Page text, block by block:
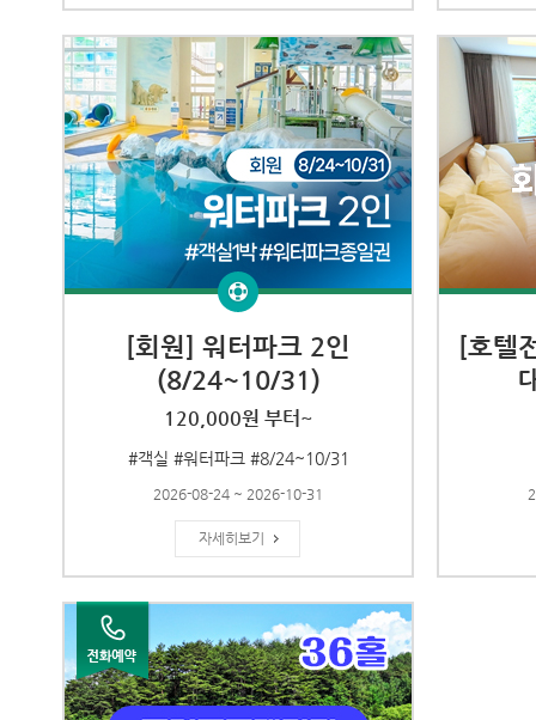
[회원] 워터파크 2인
(8/24~10/31)
120,000원 부터~
#객실 #워터파크 #8/24~10/31
2026-08-24 ~ 2026-10-31
자세히보기
[호텔